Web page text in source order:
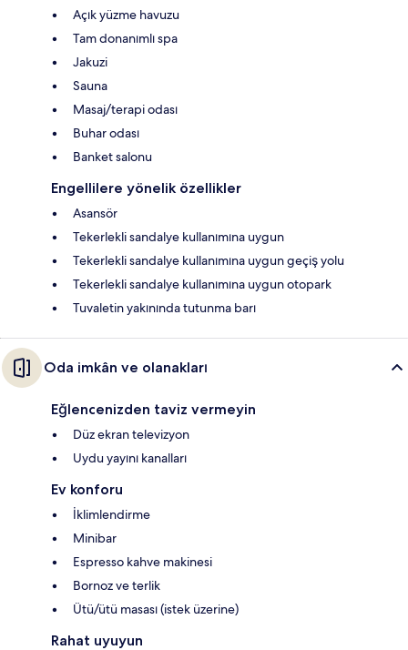
Açık yüzme havuzu
Tam donanımlı spa
Jakuzi
Sauna
Masaj/terapi odası
Buhar odası
Banket salonu
Engellilere yönelik özellikler
Asansör
Tekerlekli sandalye kullanımına uygun
Tekerlekli sandalye kullanımına uygun geçiş yolu
Tekerlekli sandalye kullanımına uygun otopark
Tuvaletin yakınında tutunma barı
Oda imkân ve olanakları
Eğlencenizden taviz vermeyin
Düz ekran televizyon
Uydu yayını kanalları
Ev konforu
İklimlendirme
Minibar
Espresso kahve makinesi
Bornoz ve terlik
Ütü/ütü masası (istek üzerine)
Rahat uyuyun